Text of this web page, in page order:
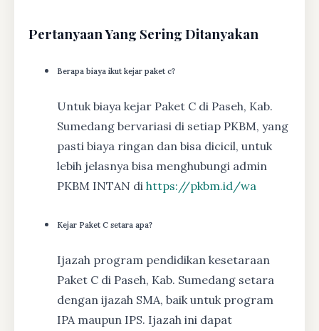
Pertanyaan Yang Sering Ditanyakan
Berapa biaya ikut kejar paket c?
Untuk biaya kejar Paket C di Paseh, Kab.
Sumedang bervariasi di setiap PKBM, yang
pasti biaya ringan dan bisa dicicil, untuk
lebih jelasnya bisa menghubungi admin
PKBM INTAN di https://pkbm.id/wa
Kejar Paket C setara apa?
Ijazah program pendidikan kesetaraan
Paket C di Paseh, Kab. Sumedang setara
dengan ijazah SMA, baik untuk program
IPA maupun IPS. Ijazah ini dapat